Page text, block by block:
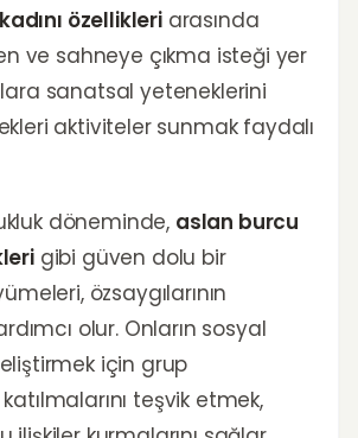
özellikleriarasında
ve sahneye çıkma isteği yer
sanatsal yeteneklerini
aktiviteler sunmak faydalı
döneminde, aslan burcu
gibi güven dolu bir
özsaygılarının
olur. Onların sosyal
için grup
teşvik etmek,